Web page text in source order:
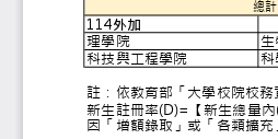
114外加
理學院
科技與工程學院
註：依教育部「
新生註冊率(D)=
因「增額錄取」
總